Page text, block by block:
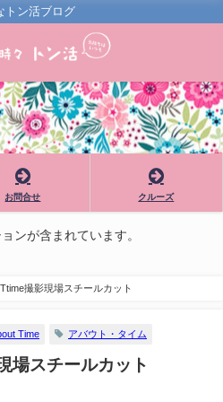
トン活ブログ
お問合せ クルーズ
ンが含まれています。
撮影現場スチールカット
Time アバウト・タイム
場スチールカット